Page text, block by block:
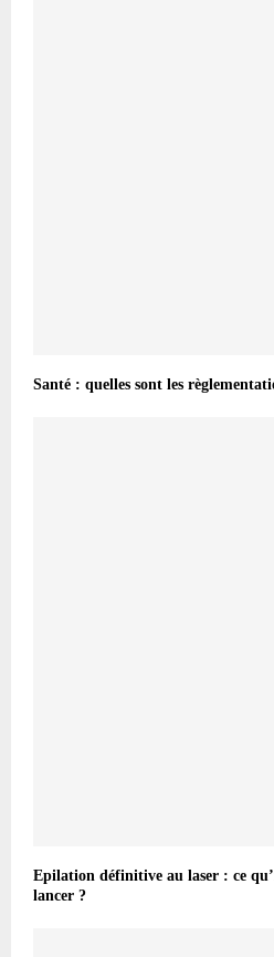
Santé : quelles sont les
Epilation définitive au laser : ce
lancer ?